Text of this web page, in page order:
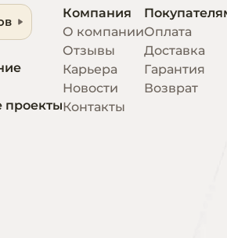
Компания
О компании
Отзывы
Карьера
Новости
Контакты
Оплата
Доставка
Гарантия
Возврат